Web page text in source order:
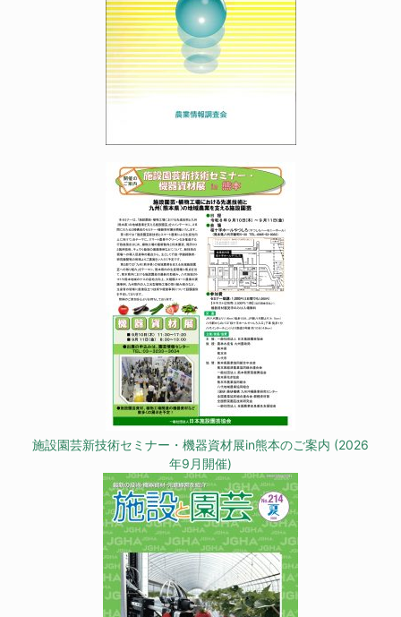
施設園芸新技術セミナー・機器資材展in熊本のご案内 (2026
年9月開催)